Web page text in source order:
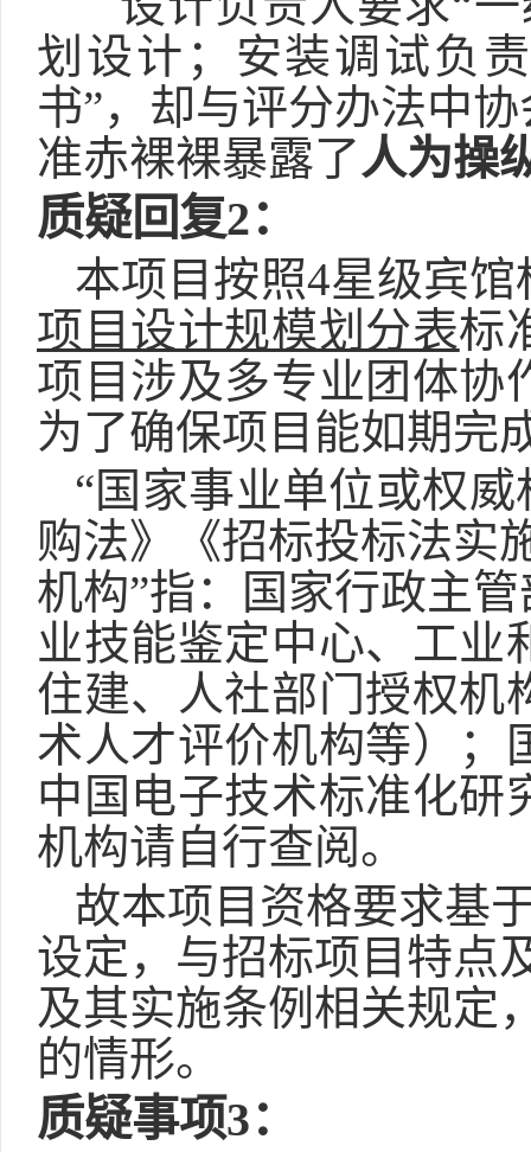
划设计；安装调试负
书”，却与评分办法中
准赤裸裸暴露了人为操
质疑回复2：
本项目按照4星级宾
项目设计规模划分表标
项目涉及多专业团体协
为了确保项目能如期完
“国家事业单位或权威
购法》《招标投标法实
机构”指：国家行政主
业技能鉴定中心、工业
住建、人社部门授权机
术人才评价机构等）；
中国电子技术标准化研
机构请自行查阅。
故本项目资格要求基
设定，与招标项目特点
及其实施条例相关规定
的情形。
质疑事项3：